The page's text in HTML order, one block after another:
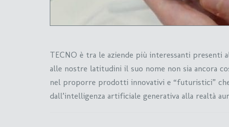
TECNO è tra le aziende più interessanti presenti
alle nostre latitudini il suo nome non sia ancora
nel proporre prodotti innovativi e “futuristici”
dall’intelligenza artificiale generativa alla realtà